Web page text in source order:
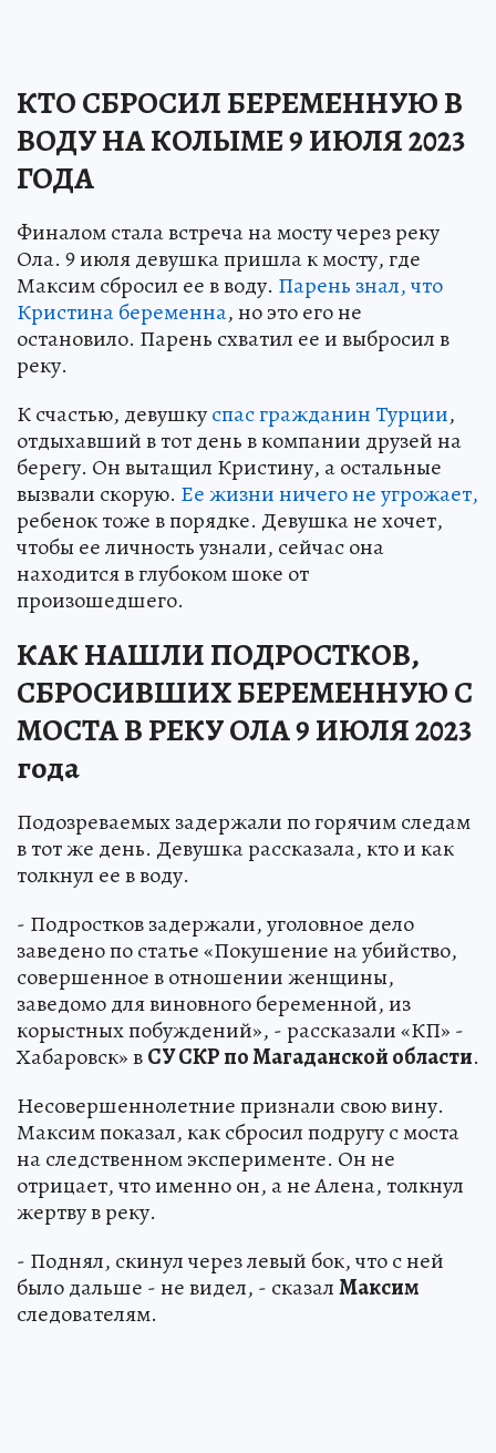
КТО СБРОСИЛ БЕРЕМЕННУЮ В
ВОДУ НА КОЛЫМЕ 9 ИЮЛЯ 2023
ГОДА
Финалом стала встреча на мосту через реку
Ола. 9 июля девушка пришла к мосту, где
Максим сбросил ее в воду. Парень знал, что
Кристина беременна, но это его не
остановило. Парень схватил ее и выбросил в
реку.
К счастью, девушкуспас гражданин Турции,
отдыхавший в тот день в компании друзей на
берегу. Он вытащил Кристину, а остальные
вызвали скорую. Ее жизни ничего не угрожает,
ребенок тоже в порядке. Девушка не хочет,
чтобы ее личность узнали, сейчас она
находится в глубоком шоке от
произошедшего.
КАК НАШЛИ ПОДРОСТКОВ,
СБРОСИВШИХ БЕРЕМЕННУЮ С
МОСТА В РЕКУ ОЛА 9 ИЮЛЯ 2023
года
Подозреваемых задержали по горячим следам
в тот же день. Девушка рассказала, кто и как
толкнул ее в воду.
- Подростков задержали, уголовное дело
заведено по статье «Покушение на убийство,
совершенное в отношении женщины,
заведомо для виновного беременной, из
корыстных побуждений», - рассказали «КП» -
Хабаровск» вСУ СКР по Магаданской области.
Несовершеннолетние признали свою вину.
Максим показал, как сбросил подругу с моста
на следственном эксперименте. Он не
отрицает, что именно он, а не Алена, толкнул
жертву в реку.
- Поднял, скинул через левый бок, что с ней
было дальше - не видел, - сказалМаксим
следователям.